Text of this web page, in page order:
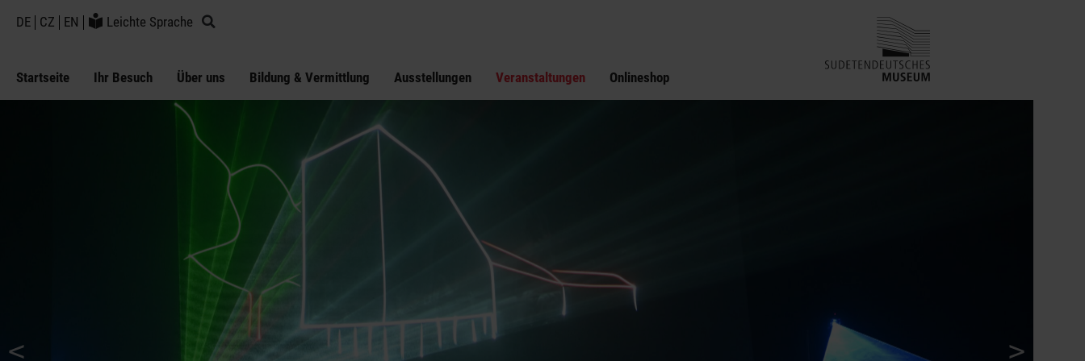
DE CZ EN Leichte Sprache
Startseite Ihr Besuch Über uns Bildung & Vermittlung Ausstellungen Veranstaltungen Onlineshop